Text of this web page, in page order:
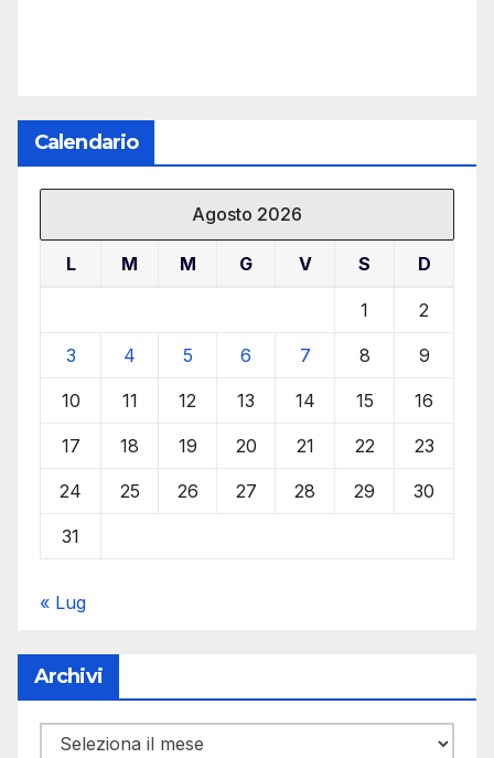
Calendario
Agosto 2026
L M M G V S D
1 2
3 4 5 6 7 8 9
10 11 12 13 14 15 16
17 18 19 20 21 22 23
24 25 26 27 28 29 30
31
« Lug
Archivi
Archivi